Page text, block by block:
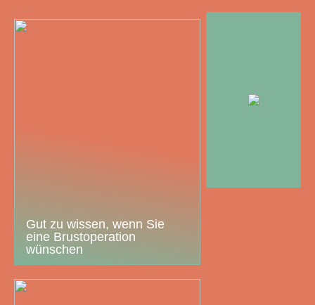
Gut zu wissen, wenn Sie
eine Brustoperation
wünschen